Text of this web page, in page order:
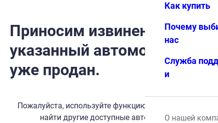
Как купить
Почему
нас
Служба
и
О нашей
Приносим извинения, но
указанный автомобиль
уже продан.
Пожалуйста, используйте функцию поиска, чтобы
найти другие доступные автомобили.